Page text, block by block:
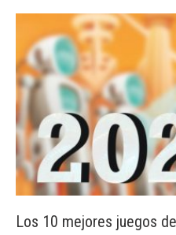
Los 10 mejores juegos